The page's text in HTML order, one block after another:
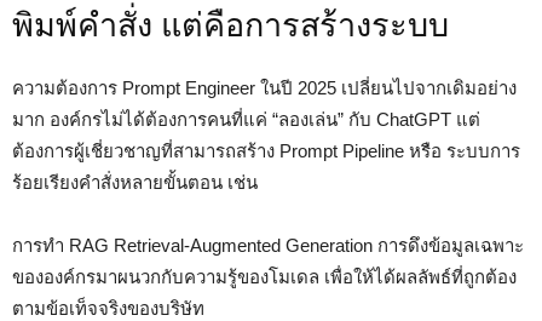
พิมพ์คำสั่ง แต่คือการสร้างระบบ
ความต้องการ Prompt Engineer ในปี 2025 เปลี่ยนไปจากเดิมอย่าง
มาก องค์กรไม่ได้ต้องการคนที่แค่ “ลองเล่น” กับ ChatGPT แต่
ต้องการผู้เชี่ยวชาญที่สามารถสร้าง Prompt Pipeline หรือ ระบบการ
ร้อยเรียงคำสั่งหลายขั้นตอน เช่น
การทำ RAG Retrieval-Augmented Generation การดึงข้อมูลเฉพาะ
ขององค์กรมาผนวกกับความรู้ของโมเดล เพื่อให้ได้ผลลัพธ์ที่ถูกต้อง
ตามข้อเท็จจริงของบริษัท